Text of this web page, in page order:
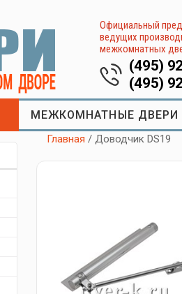
Официальный
ведущих
межкомнатных
(495)
(495)
МЕЖКОМНАТНЫЕ ДВЕРИ
Главная / Доводчик DS19